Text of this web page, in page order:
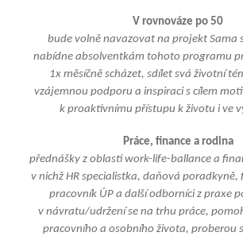
V rovnováze po 50
bude volně navazovat na projekt Sama
nabídne absolventkám tohoto programu
1x měsíčně scházet, sdílet svá životní
vzájemnou podporu a inspiraci s cílem
k proaktivnímu přístupu k životu i ve
Práce, finance a rodina
přednášky z oblasti work-life-ballance a
v nichž HR specialistka, daňová poradkyně,
pracovník ÚP a další odborníci z praxe
v návratu/udržení se na trhu práce,
pracovního a osobního života, proberou